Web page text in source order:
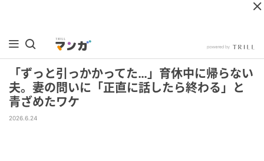
「ずっと引っかかってた…」育休中に帰らない
夫。妻の問いに「正直に話したら終わる」と
青ざめたワケ
2026.6.24